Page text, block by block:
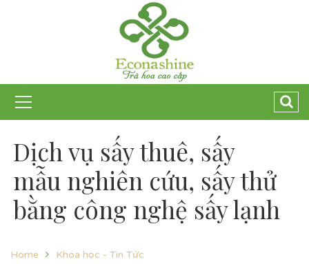
Dịch vụ sấy thuê, sấy
mẫu nghiên cứu, sấy thử
bằng công nghệ sấy lạnh
Home
Khoa học - Tin Tức